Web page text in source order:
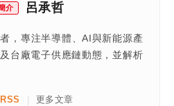
介 呂承哲
，專注半導體、AI與新能源產
台廠電子供應鏈動態，並解析
| 更多文章